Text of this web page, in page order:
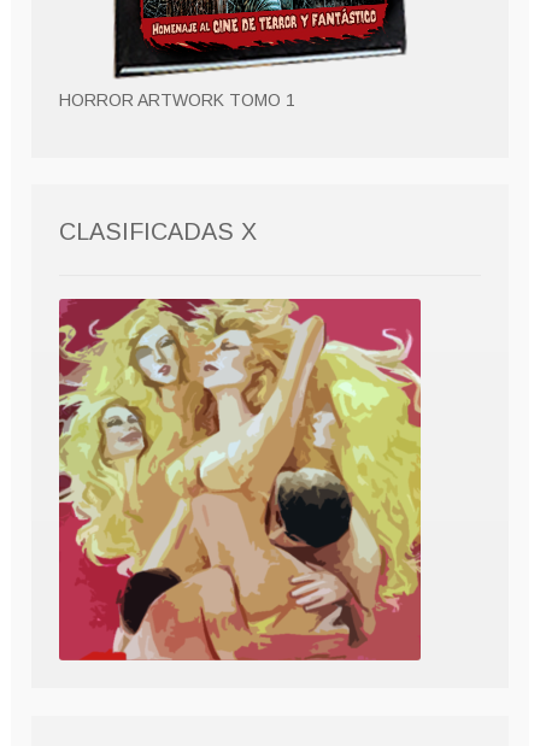
HORROR ARTWORK TOMO 1
CLASIFICADAS X